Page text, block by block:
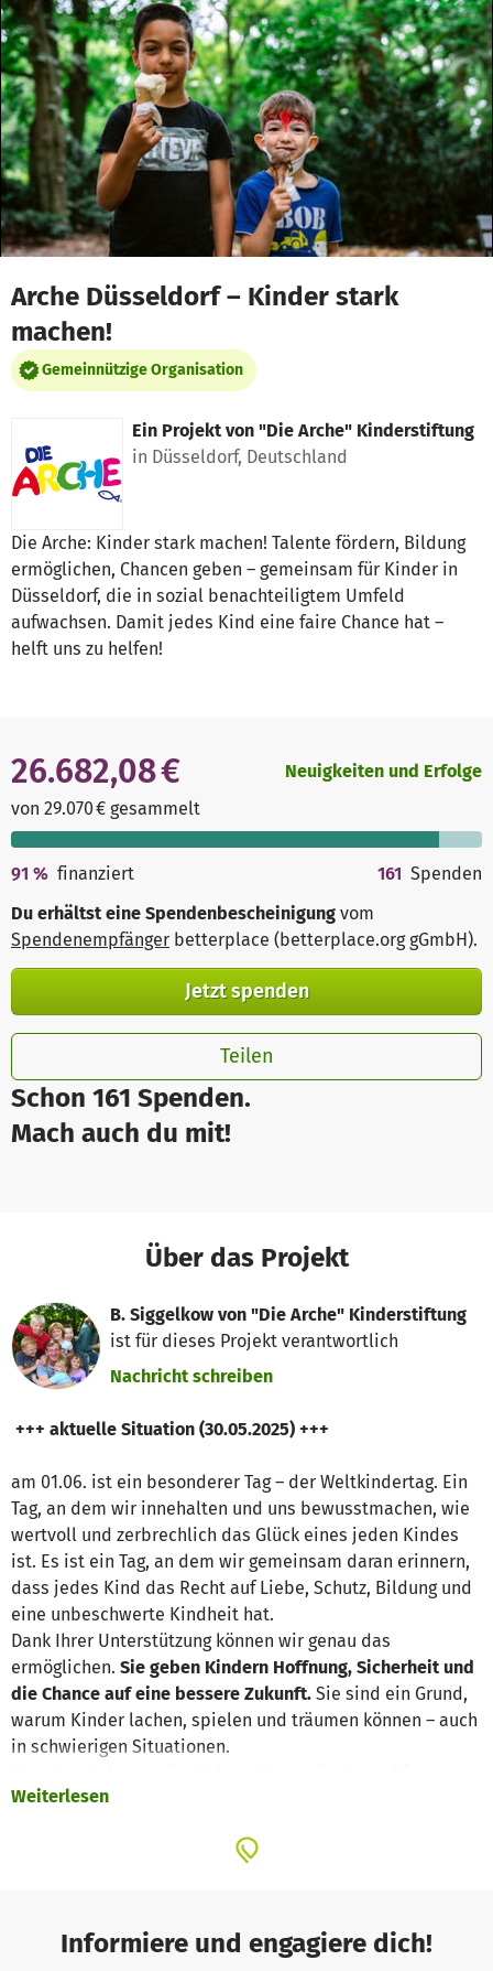
Zum Hauptinhalt springen
Erklärung zur Barrierefreiheit anzeigen
Arche Düsseldorf – Kinder stark
machen!
Gemeinnützige Organisation
Ein Projekt von "Die Arche" Kinderstiftung
in Düsseldorf, Deutschland
Die Arche: Kinder stark machen! Talente fördern, Bildung
ermöglichen, Chancen geben – gemeinsam für Kinder in
Düsseldorf, die in sozial benachteiligtem Umfeld
aufwachsen. Damit jedes Kind eine faire Chance hat –
helft uns zu helfen!
Schon 161 Spenden.
Mach auch du mit!
26.682,08 €
von 29.070 € gesammelt
Neuigkeiten und Erfolge
91 % finanziert 161 Spenden
Du erhältst eine Spendenbescheinigung vom
Spendenempfänger betterplace (betterplace.org gGmbH).
Jetzt spenden
Teilen
Über das Projekt
B. Siggelkow von "Die Arche" Kinderstiftung
ist für dieses Projekt verantwortlich
Nachricht schreiben
+++ aktuelle Situation (30.05.2025) +++
am 01.06. ist ein besonderer Tag – der Weltkindertag. Ein
Tag, an dem wir innehalten und uns bewusstmachen, wie
wertvoll und zerbrechlich das Glück eines jeden Kindes
ist. Es ist ein Tag, an dem wir gemeinsam daran erinnern,
dass jedes Kind das Recht auf Liebe, Schutz, Bildung und
eine unbeschwerte Kindheit hat.
Dank Ihrer Unterstützung können wir genau das
ermöglichen. Sie geben Kindern Hoffnung, Sicherheit und
die Chance auf eine bessere Zukunft. Sie sind ein Grund,
warum Kinder lachen, spielen und träumen können – auch
in schwierigen Situationen.
Unterschied machen: Ein sicherer Ort zum Spielen, eine
Großzügigkeit und Ihren Glauben an eine Welt, in der
jedes Kind eine Chance auf Glück hat.
Weiterlesen
Informiere und engagiere dich!